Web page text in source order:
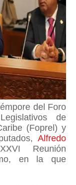
del Foro
de
(Foprel) y
Alfredo
Reunión
en la que